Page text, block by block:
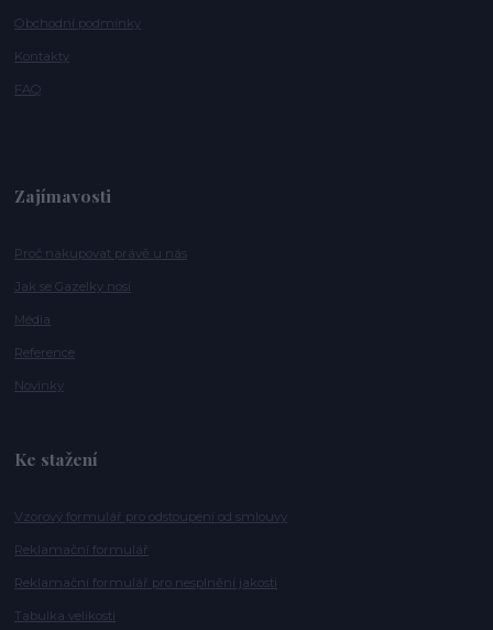
Obchodní podmínky
Kontakty
FAQ
Zajímavosti
Proč nakupovat právě u nás
Jak se Gazelky nosí
Média
Reference
Novinky
Ke stažení
Vzorový formulář pro odstoupení od smlouvy
Reklamační formulář
Reklamační formulář pro nesplnění jakosti
Tabulka velikosti